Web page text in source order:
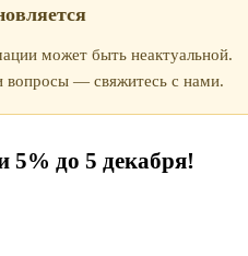
может быть неактуальной.
вопросы — свяжитесь с нами.
5% до 5 декабря!